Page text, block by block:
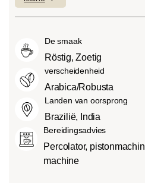
laag bitterheidsniveau.
light roasts, met een
smaak en volle body.
Dark roast (French-/Italian):
Chocoladezoete body met
geroosterde smaken en
een lage zuurgraad.
soort boon, de hoogte van de
herkomst en vooral het
De smaak
Röstig, Zoetig
verscheidenheid
Arabica/Robusta
Landen van oorsprong
Brazilië, India
Bereidingsadvies
Percolator,
machine